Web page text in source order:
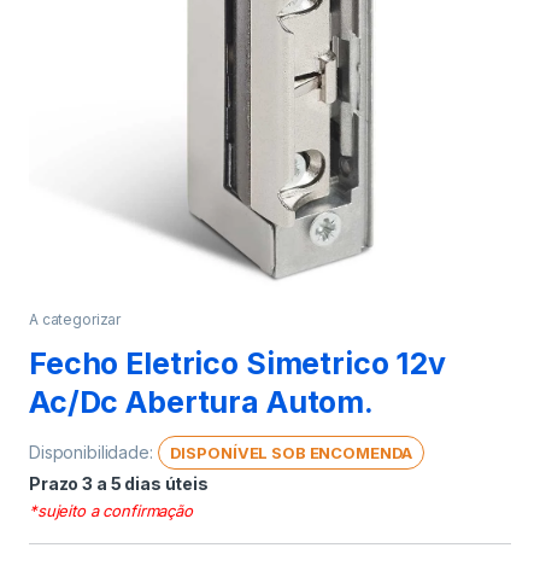
A categorizar
Fecho Eletrico Simetrico 12v
Ac/Dc Abertura Autom.
Disponibilidade: DISPONÍVEL SOB ENCOMENDA
Prazo 3 a 5 dias úteis
*sujeito a confirmação